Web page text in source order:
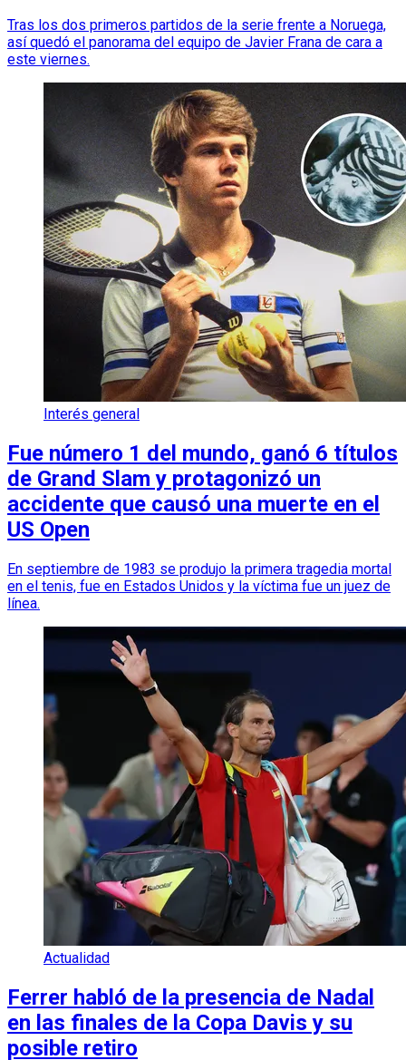
Tras los dos primeros partidos de la serie frente a Noruega,
así quedó el panorama del equipo de Javier Frana de cara a
este viernes.
Interés general
Fue número 1 del mundo, ganó 6 títulos
de Grand Slam y protagonizó un
accidente que causó una muerte en el
US Open
En septiembre de 1983 se produjo la primera tragedia mortal
en el tenis, fue en Estados Unidos y la víctima fue un juez de
línea.
Actualidad
Ferrer habló de la presencia de Nadal
en las finales de la Copa Davis y su
posible retiro